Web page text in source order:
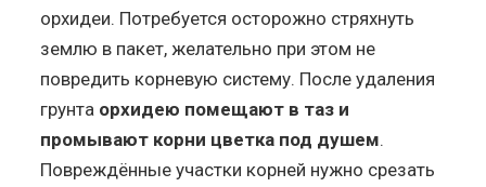
орхидеи. Потребуется осторожно стряхнуть
землю в пакет, желательно при этом не
повредить корневую систему. После удаления
грунта орхидею помещают в таз и
промывают корни цветка под душем.
Повреждённые участки корней нужно срезать